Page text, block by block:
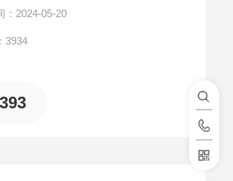
：2024-05-20
3934